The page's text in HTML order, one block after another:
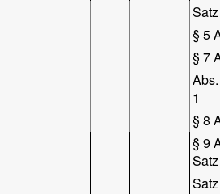
§ 5
§ 7
1
§ 8
§ 9